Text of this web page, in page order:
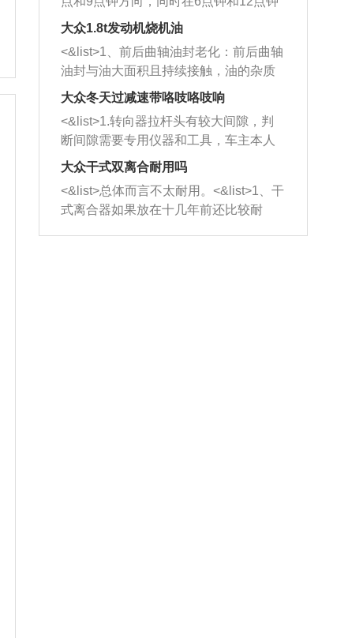
杂物推到排气管里面的位置处，然后将
三元催化器拆解开，就可以将堵塞的东
西取出来。但如果是因为积碳过多引起
的堵塞，就需要将三元催化器泡在草酸
洗剂对堵塞的情况得到解决，将清洗剂
放在燃油箱中，与燃油混合后，车辆启
动时，就可以和汽油一起进入到燃烧
室，最后形成废气排出，就可以让三元
催化器得到清洗，排气管堵塞的情况就
能够得到解决。
方向做一个标记。 <&list>2、双手握住
一圈半的练习，往右同样也要打相同的
圈数。 <&list>3、最后强调要反复练
习，这样就可以形成肌肉记忆，在真实
驾驶车辆时，不需要记忆也能打好方
向。
大众1.8t发动机烧机油
<&list>1、前后曲轴油封老化：前后曲轴
油封与油大面积且持续接触，油的杂质
和发动机内持续温度变化使其密封效果
逐渐减弱，导致渗油或漏油。<&list>2、
活塞间隙过大：积碳会使活塞环与缸体
的间隙扩大，导致机油流入燃烧室中，
造成烧机油。<&list>3、机油粘度。使用
机油粘度过小的话，同样会有烧机油现
象，机油粘度过小具有很好的流动性，
大众冬天过减速带咯吱咯吱响
<&list>1.转向器拉杆头有较大间隙，判
断间隙需要专用仪器和工具，车主本人
无法制作，需要将车辆送到修理厂或4s
店；<&list>2.车辆半轴套管防尘罩破
裂，破裂后会出现漏油现象，使半轴磨
损严重，磨损的半轴容易损坏，产生异
响；<&list>3.稳定器的转向胶套和球头
大众干式双离合耐用吗
<&list>总体而言不太耐用。<&list>1、干
式离合器如果放在十几年前还比较耐